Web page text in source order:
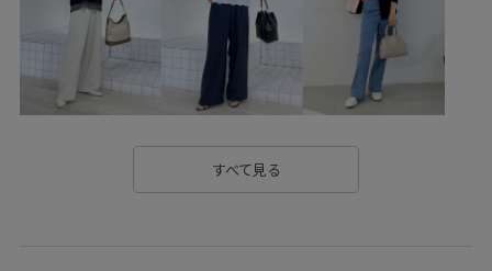
GDV15070 GIX14500 GSS54020
2025セレモニー 24SS20 25SS_pickup
44wSPECIAL PRICE 5DAYS対象商品 ceremony_pickup
ROPÉPICNIC_TIMESALE RP24SSTOPS
すべて見る